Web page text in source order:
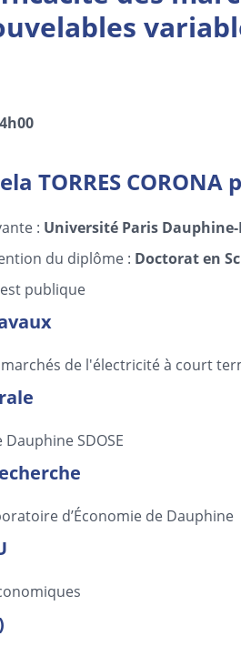
TORRES
: Université Paris Dauphine-
du diplôme : Doctorat en
publique
de l'électricité à court
SDOSE
d’Économie de Dauphine